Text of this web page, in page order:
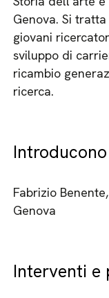
Genova. Si
giovani
sviluppo di
ricambio
ricerca.
Fabrizio
Genova
Interventi e